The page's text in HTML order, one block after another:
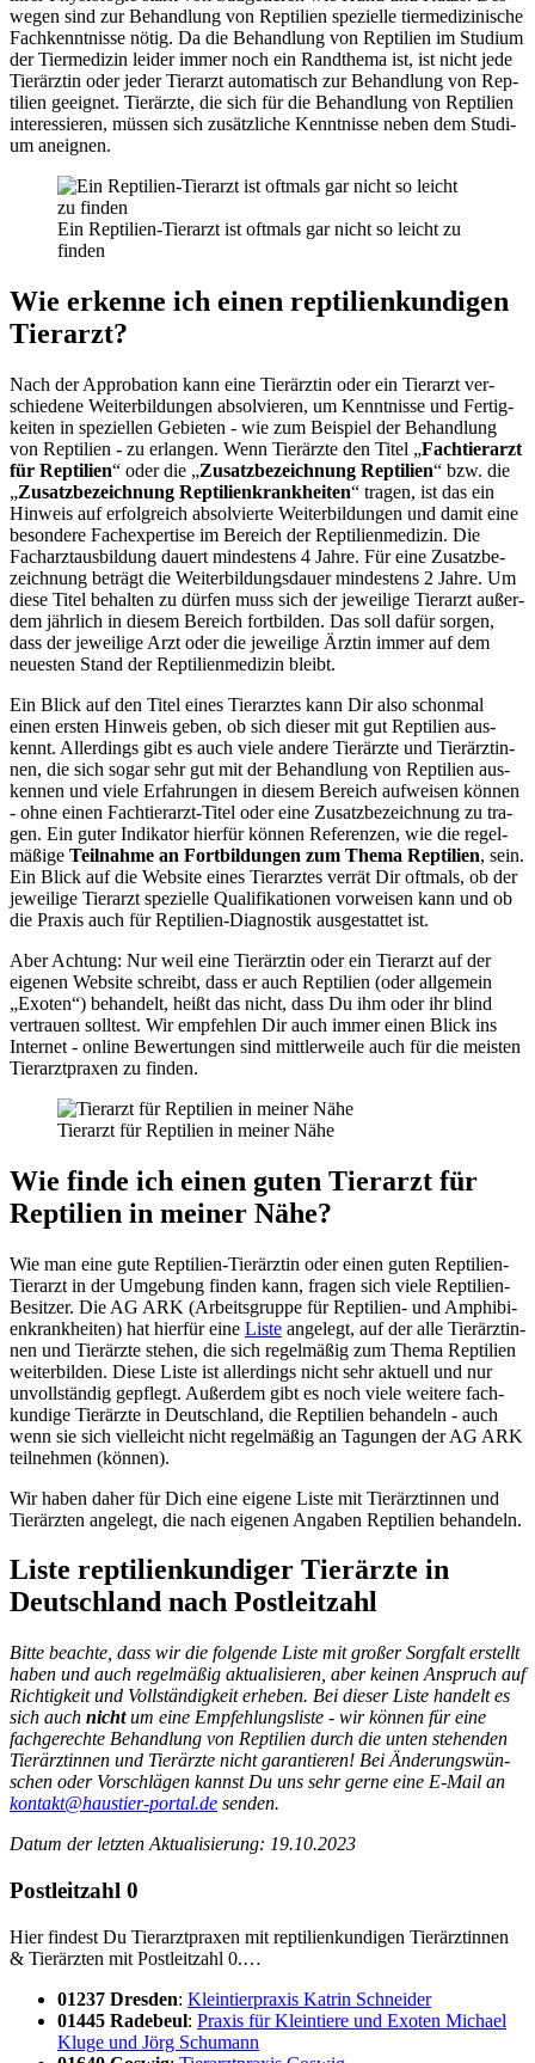
we­gen sind zur Behand­lung von Rep­ti­li­en spe­zi­el­le tier­me­di­zi­ni­sche
Fach­kennt­nis­se nötig. Da die Behand­lung von Rep­ti­li­en im Stu­di­um
der Tier­me­di­zin lei­der immer noch ein Rand­the­ma ist, ist nicht jede
Tier­ärz­tin oder jeder Tier­arzt auto­ma­tisch zur Behand­lung von Rep­
ti­li­en geeig­net. Tier­ärz­te, die sich für die Behand­lung von Rep­ti­li­en
inter­es­sie­ren, müs­sen sich zusätz­li­che Kennt­nis­se neben dem Stu­di­
um aneig­nen.
Ein Rep­ti­li­en-Tier­arzt ist oft­mals gar nicht so leicht zu
fin­den
Wie erken­ne ich einen rep­ti­li­en­kun­di­gen
Tier­arzt?
Nach der Appro­ba­ti­on kann eine Tier­ärz­tin oder ein Tier­arzt ver­
schie­de­ne Wei­ter­bil­dun­gen absol­vie­ren, um Kennt­nis­se und Fer­tig­
kei­ten in spe­zi­el­len Gebie­ten - wie zum Bei­spiel der Behand­lung
von Rep­ti­li­en - zu erlan­gen. Wenn Tier­ärz­te den Titel „Fach­tier­arzt
für Rep­ti­li­en“ oder die „Zusatz­be­zeich­nung Rep­ti­li­en“ bzw. die
„Zusatz­be­zeich­nung Rep­ti­li­en­krank­hei­ten“ tra­gen, ist das ein
Hin­weis auf erfolg­reich absol­vier­te Wei­ter­bil­dun­gen und damit eine
beson­de­re Fach­ex­per­ti­se im Bereich der Rep­ti­li­en­me­di­zin. Die
Fach­arzt­aus­bil­dung dau­ert min­des­tens 4 Jah­re. Für eine Zusatz­be­
zeich­nung beträgt die Wei­ter­bil­dungs­dau­er min­des­tens 2 Jah­re. Um
die­se Titel behal­ten zu dür­fen muss sich der jewei­li­ge Tier­arzt außer­
dem jähr­lich in die­sem Bereich fort­bil­den. Das soll dafür sor­gen,
dass der jewei­li­ge Arzt oder die jewei­li­ge Ärz­tin immer auf dem
neu­es­ten Stand der Rep­ti­li­en­me­di­zin bleibt.
Ein Blick auf den Titel eines Tier­arz­tes kann Dir also schon­mal
einen ers­ten Hin­weis geben, ob sich die­ser mit gut Rep­ti­li­en aus­
kennt. Aller­dings gibt es auch vie­le ande­re Tier­ärz­te und Tier­ärz­tin­
nen, die sich sogar sehr gut mit der Behand­lung von Rep­ti­li­en aus­
ken­nen und vie­le Erfah­run­gen in die­sem Bereich auf­wei­sen kön­nen
- ohne einen Fach­tier­arzt-Titel oder eine Zusatz­be­zeich­nung zu tra­
gen. Ein guter Indi­ka­tor hier­für kön­nen Refe­ren­zen, wie die regel­
mä­ßi­ge Teil­nah­me an Fort­bil­dun­gen zum The­ma Rep­ti­li­en, sein.
Ein Blick auf die Web­site eines Tier­arz­tes ver­rät Dir oft­mals, ob der
jewei­li­ge Tier­arzt spe­zi­el­le Qua­li­fi­ka­tio­nen vor­wei­sen kann und ob
die Pra­xis auch für Rep­ti­li­en-Dia­gnos­tik aus­ge­stat­tet ist.
Aber Ach­tung: Nur weil eine Tier­ärz­tin oder ein Tier­arzt auf der
eige­nen Web­site schreibt, dass er auch Rep­ti­li­en (oder all­ge­mein
„Exo­ten“) behan­delt, heißt das nicht, dass Du ihm oder ihr blind
ver­trau­en soll­test. Wir emp­feh­len Dir auch immer einen Blick ins
Inter­net - online Bewer­tun­gen sind mitt­ler­wei­le auch für die meis­ten
Tier­arzt­pra­xen zu fin­den.
Tier­arzt für Rep­ti­li­en in mei­ner Nähe
Wie fin­de ich einen guten Tier­arzt für
Rep­ti­li­en in mei­ner Nähe?
Wie man eine gute Rep­ti­li­en-Tier­ärz­tin oder einen guten Rep­ti­li­en-
Tier­arzt in der Umge­bung fin­den kann, fra­gen sich vie­le Rep­ti­li­en-
Besit­zer. Die AG ARK (Arbeits­grup­pe für Rep­ti­li­en- und Amphi­bi­
en­krank­hei­ten) hat hier­für eine Lis­te ange­legt, auf der alle Tier­ärz­tin­
nen und Tier­ärz­te ste­hen, die sich regel­mä­ßig zum The­ma Rep­ti­li­en
wei­ter­bil­den. Die­se Lis­te ist aller­dings nicht sehr aktu­ell und nur
unvoll­stän­dig gepflegt. Außer­dem gibt es noch vie­le wei­te­re fach­
kun­di­ge Tier­ärz­te in Deutsch­land, die Rep­ti­li­en behan­deln - auch
wenn sie sich viel­leicht nicht regel­mä­ßig an Tagun­gen der AG ARK
teil­neh­men (kön­nen).
Wir haben daher für Dich eine eige­ne Lis­te mit Tier­ärz­tin­nen und
Tier­ärz­ten ange­legt, die nach eige­nen Anga­ben Rep­ti­li­en behan­deln.
Lis­te rep­ti­li­en­kun­di­ger Tier­ärz­te in
Deutsch­land nach Post­leit­zahl
Bit­te beach­te, dass wir die fol­gen­de Lis­te mit gro­ßer Sorg­falt erstellt
haben und auch regel­mä­ßig aktua­li­sie­ren, aber kei­nen Anspruch auf
Rich­tig­keit und Voll­stän­dig­keit erhe­ben. Bei die­ser Lis­te han­delt es
sich auch nichtum eine Emp­feh­lungs­lis­te - wir kön­nen für eine
fach­ge­rech­te Behand­lung von Rep­ti­li­en durch die unten ste­hen­den
Tier­ärz­tin­nen und Tier­ärz­te nicht garan­tie­ren! Bei Ände­rungs­wün­
schen oder Vor­schlä­gen kannst Du uns sehr ger­ne eine E-Mail an
kontakt@haustier-portal.de sen­den.
Datum der letz­ten Aktua­li­sie­rung: 19.10.2023
Post­leit­zahl 0
Hier fin­dest Du Tier­arzt­pra­xen mit rep­ti­li­en­kun­di­gen Tier­ärz­tin­nen
& Tier­ärz­ten mit Post­leit­zahl 0.…
01237 Dres­den: Klein­tier­pra­xis Kat­rin Schnei­der
01445 Rade­beul: Pra­xis für Klein­tie­re und Exo­ten Micha­el
Klu­ge und Jörg Schu­mann